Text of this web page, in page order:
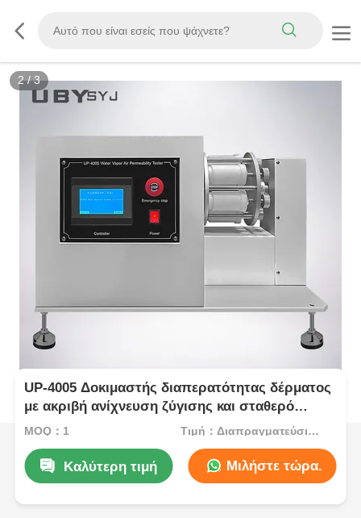
2/3
UP-4005 Δοκιμαστής διαπερατότητας δέρματος
με ακριβή ανίχνευση ζύγισης και σταθερό
έλεγχο υγρασίας και θερμοκρασίας για
MOQ：1 Τιμή：Διαπραγματεύσιμος
Καλύτερη τιμή Μιλήστε τώρα.